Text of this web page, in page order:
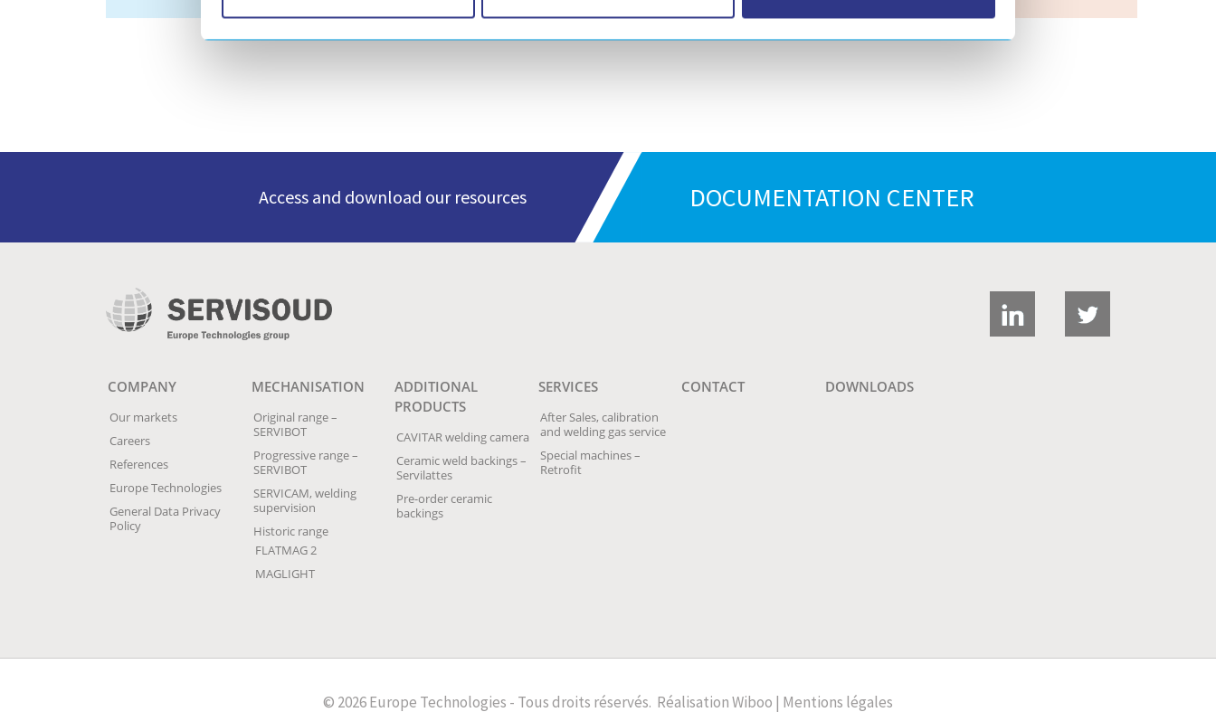
Access and download our resources DOCUMENTATION CENTER
COMPANY
Our markets
Careers
References
Europe Technologies
General Data Privacy
Policy
MECHANISATION
Original range –
SERVIBOT
Progressive range –
SERVIBOT
SERVICAM, welding
supervision
Historic range
FLATMAG 2
MAGLIGHT
ADDITIONAL
PRODUCTS
CAVITAR welding camera
Ceramic weld backings –
Servilattes
Pre-order ceramic
backings
SERVICES
After Sales, calibration
and welding gas service
Special machines –
Retrofit
CONTACT DOWNLOADS
© 2026 Europe Technologies - Tous droits réservés. RéalisationWiboo | Mentions légales